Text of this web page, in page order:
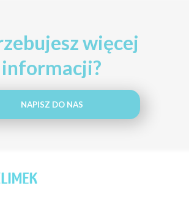
więcej
informacji?
NAPISZ DO NAS